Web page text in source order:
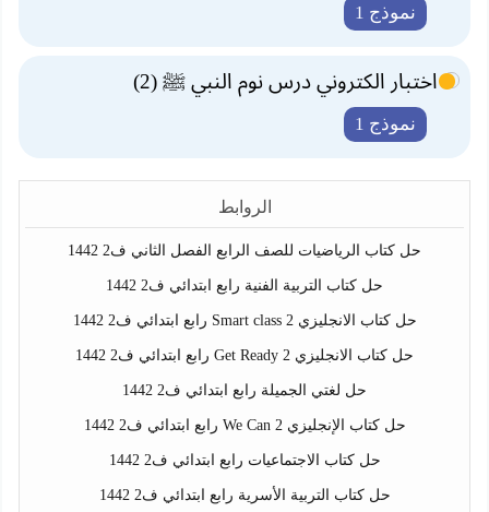
نموذج 1
اختبار الكتروني درس نوم النبي ﷺ (2)
نموذج 1
الروابط
حل كتاب الرياضيات للصف الرابع الفصل الثاني ف2 1442
حل كتاب التربية الفنية رابع ابتدائي ف2 1442
حل كتاب الانجليزي Smart class 2 رابع ابتدائي ف2 1442
حل كتاب الانجليزي Get Ready 2 رابع ابتدائي ف2 1442
حل لغتي الجميلة رابع ابتدائي ف2 1442
حل كتاب الإنجليزي We Can 2 رابع ابتدائي ف2 1442
حل كتاب الاجتماعيات رابع ابتدائي ف2 1442
حل كتاب التربية الأسرية رابع ابتدائي ف2 1442